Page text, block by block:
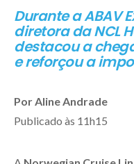
Durante a ABAV
diretora da NCL
destacou a
e reforçou a
Por Aline Andrade
Publicado às 11h15